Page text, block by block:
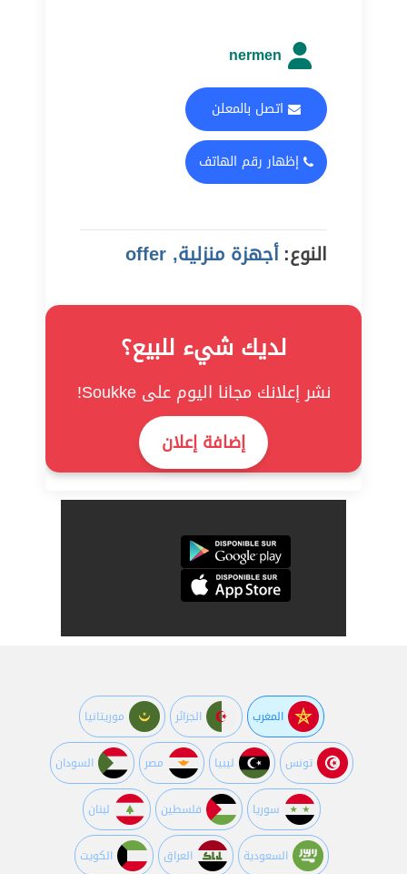
nermen
اتصل بالمعلن
إظهار رقم الهاتف
النوع:أجهزة منزلية, offer
لديك شيء للبيع؟
نشر إعلانك مجانا اليوم على Soukke!
إضافة إعلان
المغرب الجزائر موريتانيا
تونس ليبيا مصر السودان
سوريا فلسطين لبنان
السعودية العراق الكويت